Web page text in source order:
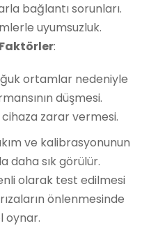
bağlantı sorunları.
uyumsuzluk.
:
ortamlar nedeniyle
düşmesi.
zarar vermesi.
ve kalibrasyonunun
daha sık görülür.
olarak test edilmesi
önlenmesinde
oynar.